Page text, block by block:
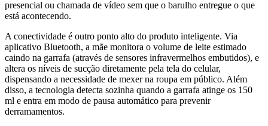
presencial ou chamada de vídeo sem que o barulho entregue o que
está acontecendo.
A conectividade é outro ponto alto do produto inteligente. Via
aplicativo Bluetooth, a mãe monitora o volume de leite estimado
caindo na garrafa (através de sensores infravermelhos embutidos), e
altera os níveis de sucção diretamente pela tela do celular,
dispensando a necessidade de mexer na roupa em público. Além
disso, a tecnologia detecta sozinha quando a garrafa atinge os 150
ml e entra em modo de pausa automático para prevenir
derramamentos.